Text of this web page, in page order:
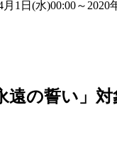
1日(水)00:00～2020
遠の誓い」